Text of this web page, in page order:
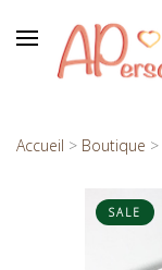
Accueil > Boutique >
SALE